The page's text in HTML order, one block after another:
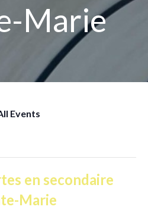
Marie
Events
en secondaire
Marie